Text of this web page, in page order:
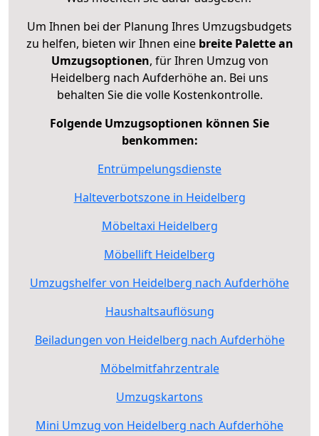
Um Ihnen bei der Planung Ihres Umzugsbudgets
zu helfen, bieten wir Ihnen eine breite Palette an
Umzugsoptionen, für Ihren Umzug von
Heidelberg nach Aufderhöhe an. Bei uns
behalten Sie die volle Kostenkontrolle.
Folgende Umzugsoptionen können Sie
benkommen:
Entrümpelungsdienste
Halteverbotszone in Heidelberg
Möbeltaxi Heidelberg
Möbellift Heidelberg
Umzugshelfer von Heidelberg nach Aufderhöhe
Haushaltsauflösung
Beiladungen von Heidelberg nach Aufderhöhe
Möbelmitfahrzentrale
Umzugskartons
Mini Umzug von Heidelberg nach Aufderhöhe